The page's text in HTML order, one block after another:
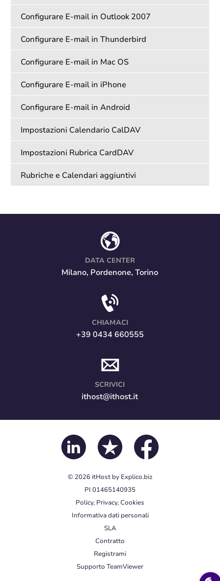
Configurare E-mail in Outlook 2007
Configurare E-mail in Thunderbird
Configurare E-mail in Mac OS
Configurare E-mail in iPhone
Configurare E-mail in Android
Impostazioni Calendario CalDAV
Impostazioni Rubrica CardDAV
Rubriche e Calendari aggiuntivi
DATA CENTER
Milano, Pordenone, Torino
CHIAMACI
+39 0434 660555
SCRIVICI
ithost@ithost.it
© 2026 itHost by Explico.biz
PI 01465140935
Policy, Privacy, Cookies
Informativa dati personali
SLA
Contratto
Registrami
Supporto TeamViewer